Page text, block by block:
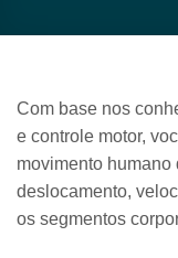
Com base nos
e controle motor,
movimento
deslocamento,
os segmentos